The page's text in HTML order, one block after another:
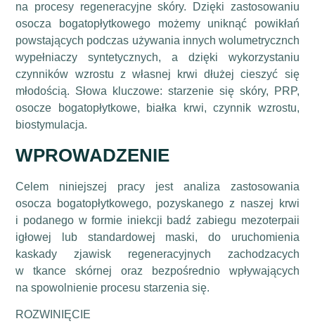
na procesy regeneracyjne skóry. Dzięki zastosowaniu
osocza bogatopłytkowego możemy uniknąć powikłań
powstających podczas używania innych wolumetrycznch
wypełniaczy syntetycznych, a dzięki wykorzystaniu
czynników wzrostu z własnej krwi dłużej cieszyć się
młodością. Słowa kluczowe: starzenie się skóry, PRP,
osocze bogatopłytkowe, białka krwi, czynnik wzrostu,
biostymulacja.
WPROWADZENIE
Celem niniejszej pracy jest analiza zastosowania
osocza bogatopłytkowego, pozyskanego z naszej krwi
i podanego w formie iniekcji badź zabiegu mezoterpaii
igłowej lub standardowej maski, do uruchomienia
kaskady zjawisk regeneracyjnych zachodzacych
w tkance skórnej oraz bezpośrednio wpływających
na spowolnienie procesu starzenia się.
ROZWINIĘCIE